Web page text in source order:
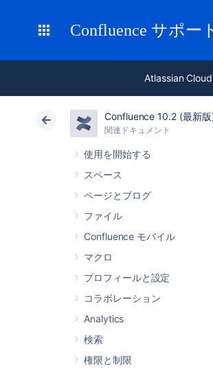
Confluence サポー
Atlassian
Confluence 10.2 (最新版
関連ドキュメント
使用を開始する
スペース
ページとブログ
ファイル
Confluence モバイル
マクロ
プロフィールと設定
コラボレーション
Analytics
検索
権限と制限